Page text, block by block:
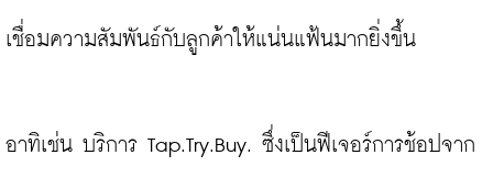
เชื่อมความสัมพันธ์กับลูกค้าให้แน่นแฟ้นมากยิ่งขึ้น
อาทิเช่น บริการ Tap.Try.Buy. ซึ่งเป็นฟีเจอร์การช้อปจาก